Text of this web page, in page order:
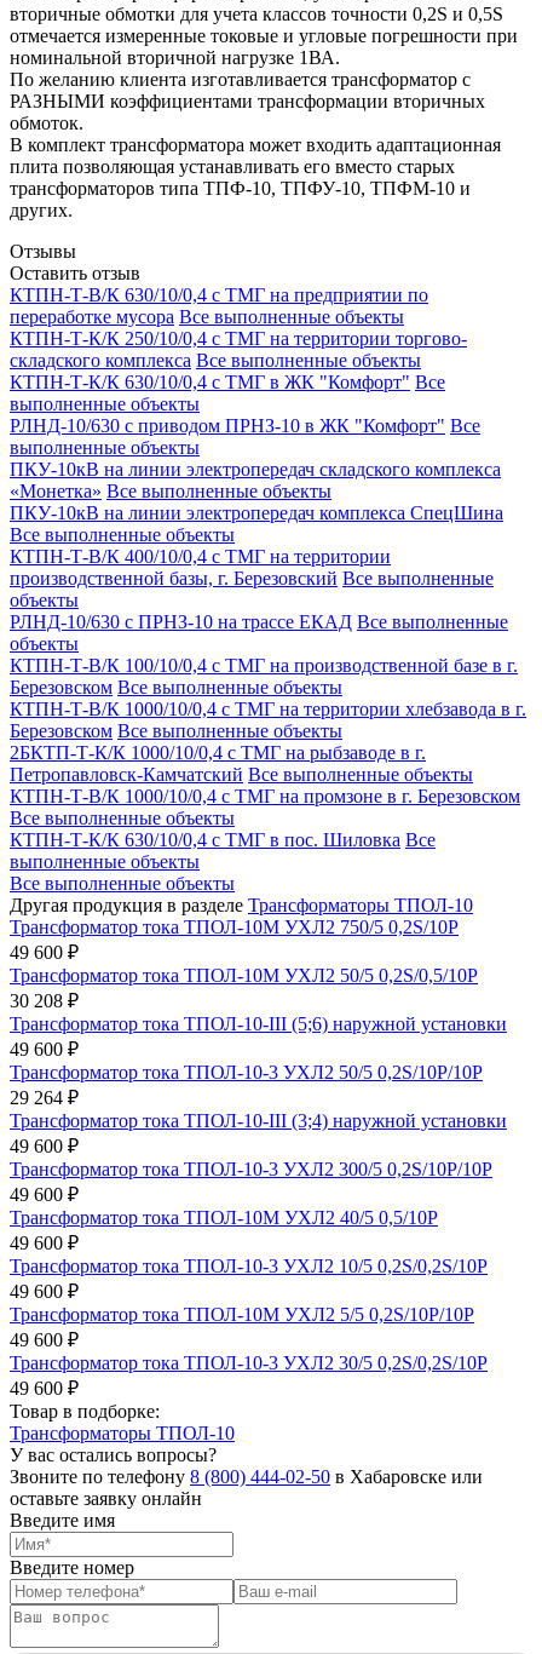
вторичные обмотки для учета классов точности 0,2S и 0,5S
отмечается измеренные токовые и угловые погрешности при
номинальной вторичной нагрузке 1ВА.
По желанию клиента изготавливается трансформатор с
РАЗНЫМИ коэффициентами трансформации вторичных
обмоток.
В комплект трансформатора может входить адаптационная
плита позволяющая устанавливать его вместо старых
трансформаторов типа ТПФ-10, ТПФУ-10, ТПФМ-10 и
других.
Отзывы
Оставить отзыв
КТПН-Т-В/К 630/10/0,4 с ТМГ на предприятии по
переработке мусора Все выполненные объекты
КТПН-Т-К/К 250/10/0,4 с ТМГ на территории торгово-
складского комплекса Все выполненные объекты
КТПН-Т-К/К 630/10/0,4 с ТМГ в ЖК "Комфорт" Все
выполненные объекты
РЛНД-10/630 с приводом ПРНЗ-10 в ЖК "Комфорт" Все
выполненные объекты
ПКУ-10кВ на линии электропередач складского комплекса
«Монетка» Все выполненные объекты
ПКУ-10кВ на линии электропередач комплекса СпецШина
Все выполненные объекты
КТПН-Т-В/К 400/10/0,4 с ТМГ на территории
производственной базы, г. Березовский Все выполненные
объекты
РЛНД-10/630 с ПРНЗ-10 на трассе ЕКАД Все выполненные
объекты
КТПН-Т-В/К 100/10/0,4 с ТМГ на производственной базе в г.
Березовском Все выполненные объекты
КТПН-Т-В/К 1000/10/0,4 с ТМГ на территории хлебзавода в г.
Березовском Все выполненные объекты
2БКТП-Т-К/К 1000/10/0,4 с ТМГ на рыбзаводе в г.
Петропавловск-Камчатский Все выполненные объекты
КТПН-Т-В/К 1000/10/0,4 с ТМГ на промзоне в г. Березовском
Все выполненные объекты
КТПН-Т-К/К 630/10/0,4 с ТМГ в пос. Шиловка Все
выполненные объекты
Все выполненные объекты
Другая продукция в разделе Трансформаторы ТПОЛ-10
Трансформатор тока ТПОЛ-10М УХЛ2 750/5 0,2S/10Р
49 600 ₽
Трансформатор тока ТПОЛ-10М УХЛ2 50/5 0,2S/0,5/10Р
30 208 ₽
Трансформатор тока ТПОЛ-10-III (5;6) наружной установки
49 600 ₽
Трансформатор тока ТПОЛ-10-3 УХЛ2 50/5 0,2S/10Р/10Р
29 264 ₽
Трансформатор тока ТПОЛ-10-III (3;4) наружной установки
49 600 ₽
Трансформатор тока ТПОЛ-10-3 УХЛ2 300/5 0,2S/10Р/10Р
49 600 ₽
Трансформатор тока ТПОЛ-10М УХЛ2 40/5 0,5/10Р
49 600 ₽
Трансформатор тока ТПОЛ-10-3 УХЛ2 10/5 0,2S/0,2S/10Р
49 600 ₽
Трансформатор тока ТПОЛ-10М УХЛ2 5/5 0,2S/10Р/10Р
49 600 ₽
Трансформатор тока ТПОЛ-10-3 УХЛ2 30/5 0,2S/0,2S/10Р
49 600 ₽
Товар в подборке:
Трансформаторы ТПОЛ-10
У вас остались вопросы?
Звоните по телефону 8 (800) 444-02-50 в Хабаровске или
оставьте заявку онлайн
Введите имя
Введите номер